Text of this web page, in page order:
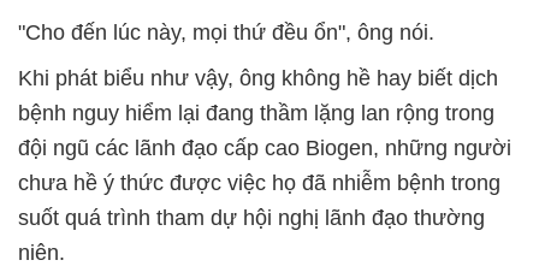
"Cho đến lúc này, mọi thứ đều ổn", ông nói.
Khi phát biểu như vậy, ông không hề hay biết dịch
bệnh nguy hiểm lại đang thầm lặng lan rộng trong
đội ngũ các lãnh đạo cấp cao Biogen, những người
chưa hề ý thức được việc họ đã nhiễm bệnh trong
suốt quá trình tham dự hội nghị lãnh đạo thường
niên.